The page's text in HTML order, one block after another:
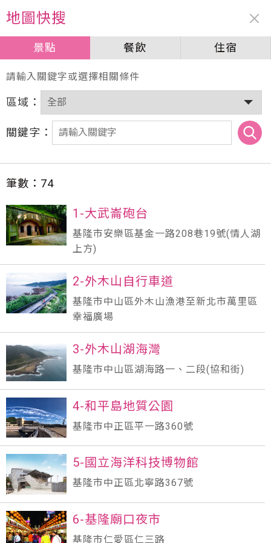
周邊資訊
景點 餐飲 住宿
地圖快搜
景點 餐飲 住宿
請輸入關鍵字或選擇相關條件
區域：
關鍵字：
筆數： 74
1-大武崙砲台
基隆市安樂區基金一路208巷19號(情人湖
上方)
2-外木山自行車道
基隆市中山區外木山漁港至新北市萬里區
幸福廣場
3-外木山湖海灣
基隆市中山區湖海路一、二段(協和街)
4-和平島地質公園
基隆市中正區平一路360號
5-國立海洋科技博物館
基隆市中正區北寧路367號
6-基隆廟口夜市
基隆市仁愛區仁三路